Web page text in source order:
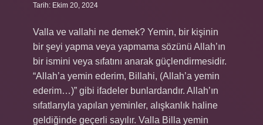
Tarih: Ekim 20, 2024
Valla ve vallahi ne demek? Yemin, bir kişinin
bir şeyi yapma veya yapmama sözünü Allah’ın
bir ismini veya sıfatını anarak güçlendirmesidir.
“Allah’a yemin ederim, Billahi, (Allah’a yemin
ederim…)” gibi ifadeler bunlardandır. Allah’ın
sıfatlarıyla yapılan yeminler, alışkanlık haline
geldiğinde geçerli sayılır. Valla Billa yemin